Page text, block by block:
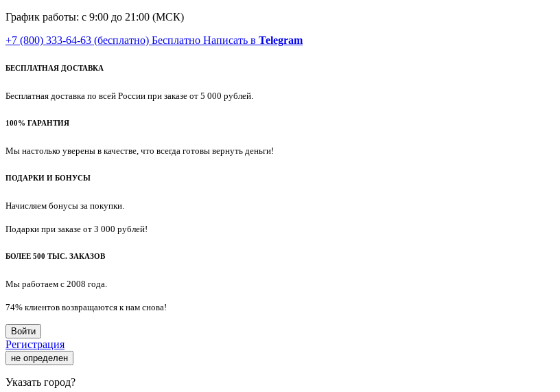
График работы: с 9:00 до 21:00 (МСК)
+7 (800) 333-64-63 (бесплатно) Бесплатно Написать в Telegram
БЕСПЛАТНАЯ ДОСТАВКА
Бесплатная доставка по всей России при заказе от 5 000 рублей.
100% ГАРАНТИЯ
Мы настолько уверены в качестве, что всегда готовы вернуть деньги!
ПОДАРКИ И БОНУСЫ
Начисляем бонусы за покупки.
Подарки при заказе от 3 000 рублей!
БОЛЕЕ 500 ТЫС. ЗАКАЗОВ
Мы работаем с 2008 года.
74% клиентов возвращаются к нам снова!
Войти
Регистрация
не определен
Указать город?